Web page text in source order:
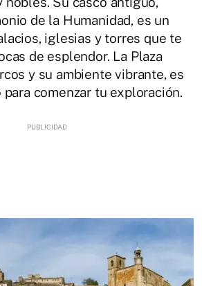
de la Humanidad, es un
iglesias y torres que te
de esplendor. La Plaza
y su ambiente vibrante, es
comenzar tu exploración.